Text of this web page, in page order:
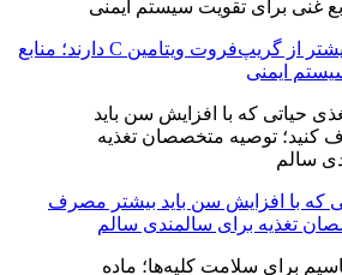
۷ ماده غذایی که بیشتر از گریپ‌فروت ویتامین C دارند؛ منابع
ایمنی
که با افزایش سن باید بیشتر مصرف
تغذیه برای سالمندی سالم